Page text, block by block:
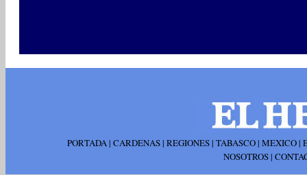
PORTADA| CARDENAS| REGIONES| TABASCO| MEXICO|
NOSOTROS|